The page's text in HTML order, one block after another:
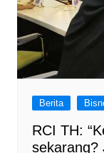
Berita
RCI TH:
sekarang?